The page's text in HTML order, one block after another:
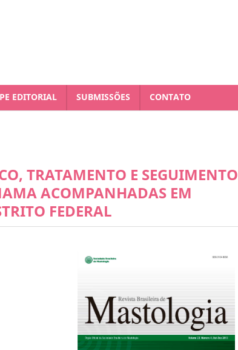
EDITORIAL SUBMISSÕES CONTATO
TRATAMENTO E SEGUIMENTO
ACOMPANHADAS EM
FEDERAL